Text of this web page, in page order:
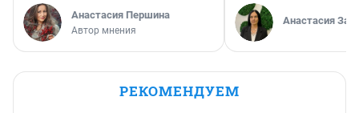
Анастасия Першина
Автор мнения
Анастасия
РЕКОМЕНДУЕМ